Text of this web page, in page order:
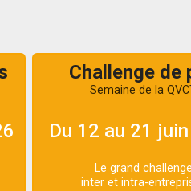
Challenge de
Semaine de la
Du 12 au 21
Le grand challenge
inter et intra-